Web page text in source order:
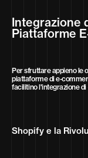
Integrazione
Piattaforme
Per sfruttare appieno le
piattaforme di e-
facilitino l'integrazione
Shopify e la